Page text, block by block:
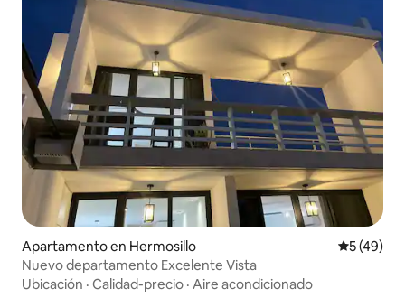
Apartamento en Hermosillo
5 (49)
Nuevo departamento Excelente Vista
Ubicación · Calidad-precio · Aire acondicionado